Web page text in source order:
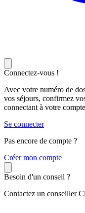
Connectez-vous !
Avec votre numéro de
vos séjours, confirmez
connectant à votre
Se connecter
Pas encore de compte ?
Créer mon compte
Besoin d'un conseil ?
Contactez un conseiller